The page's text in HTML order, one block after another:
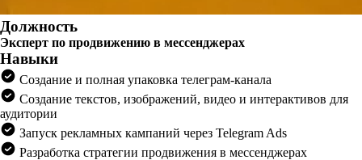
Должность
Эксперт по продвижению в мессенджерах
Навыки
Создание и полная упаковка телеграм-канала
Создание текстов, изображений, видео и интерактивов для
аудитории
Запуск рекламных кампаний через Telegram Ads
Разработка стратегии продвижения в мессенджерах